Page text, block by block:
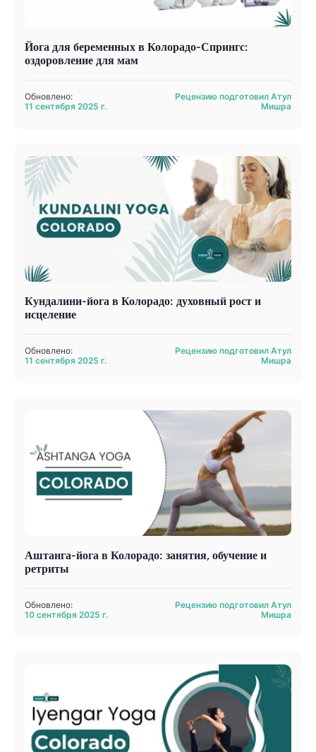
Йога для беременных в Колорадо-Спрингс:
оздоровление для мам
Обновлено:
11 сентября 2025 г.
Рецензию подготовил Атул
Мишра
Кундалини-йога в Колорадо: духовный рост и
исцеление
Обновлено:
11 сентября 2025 г.
Рецензию подготовил Атул
Мишра
Аштанга-йога в Колорадо: занятия, обучение и
ретриты
Обновлено:
10 сентября 2025 г.
Рецензию подготовил Атул
Мишра